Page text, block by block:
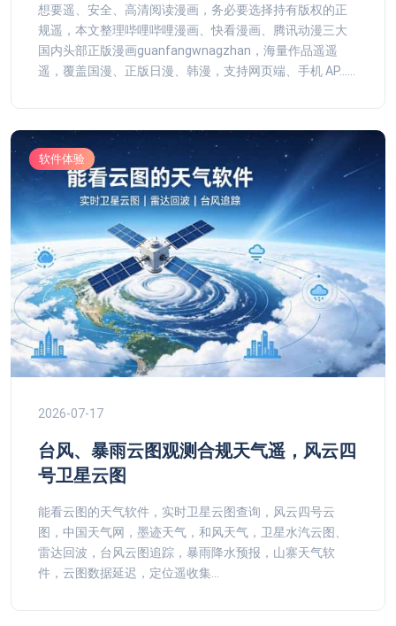
想要遥、安全、高清阅读漫画，务必要选择持有版权的正
规遥，本文整理哔哩哔哩漫画、快看漫画、腾讯动漫三大
国内头部正版漫画guanfangwnagzhan，海量作品遥遥
遥，覆盖国漫、正版日漫、韩漫，支持网页端、手机 AP......
软件体验
2026-07-17
台风、暴雨云图观测合规天气遥，风云四
号卫星云图
能看云图的天气软件，实时卫星云图查询，风云四号云
图，中国天气网，墨迹天气，和风天气，卫星水汽云图、
雷达回波，台风云图追踪，暴雨降水预报，山寨天气软
件，云图数据延迟，定位遥收集...